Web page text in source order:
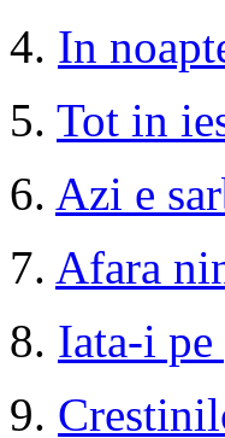
4. In
5. Tot in
6. Azi e
7. Afara
8. Iata-i
9.